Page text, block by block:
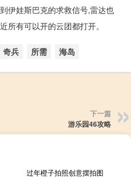
伊娃斯巴克的求救信号,雷达也
所有可以开的云团都打开。
奇兵 所需 海岛
下一篇
游乐园46攻略
过年橙子拍照创意摆拍图